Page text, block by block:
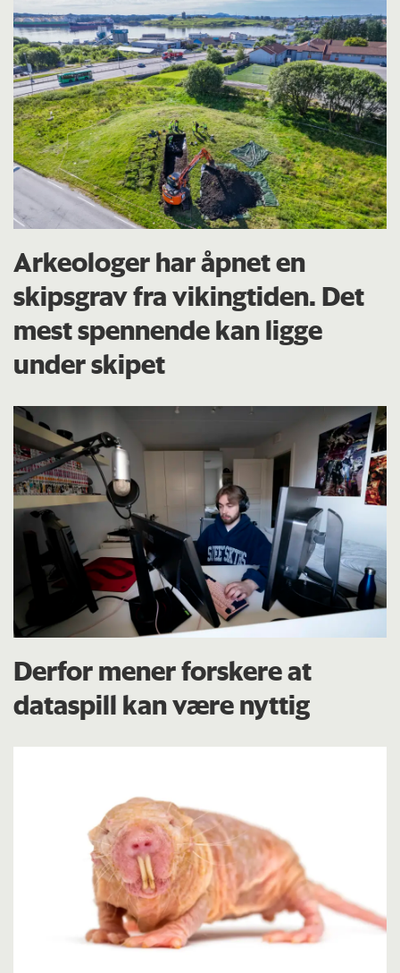
Arkeologer har åpnet en
skipsgrav fra vikingtiden. Det
mest spennende kan ligge
under skipet
Derfor mener forskere at
dataspill kan være nyttig